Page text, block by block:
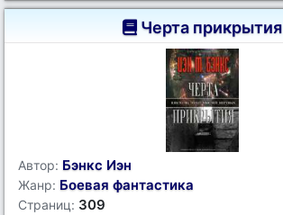
Черта прикрытия
Автор: Бэнкс Иэн
Жанр: Боевая фантастика
Страниц: 309